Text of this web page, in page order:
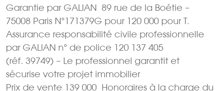
Garantie par GALIAN  89 rue de la Boétie –
75008 Paris N°171379G pour 120 000 pour T.
Assurance responsabilité civile professionnelle
par GALIAN n° de police 120 137 405
(réf. 39749) – Le professionnel garantit et
sécurise votre projet immobilier
Prix de vente 139 000  Honoraires à la charge du